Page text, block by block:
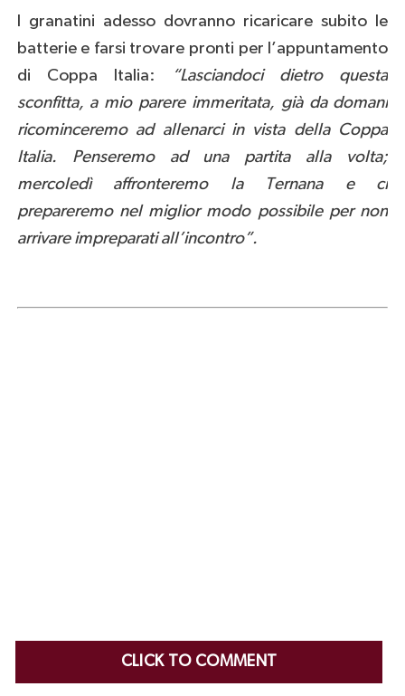
I granatini adesso dovranno ricaricare subito le
batterie e farsi trovare pronti per l’appuntamento
di Coppa Italia:
“Lasciandoci dietro questa
sconfitta, a mio parere immeritata, già da domani
ricominceremo ad allenarci in vista della Coppa
Italia. Penseremo ad una partita alla volta;
mercoledì affronteremo la Ternana e ci
prepareremo nel miglior modo possibile per non
arrivare impreparati all’incontro”.
CLICK TO COMMENT